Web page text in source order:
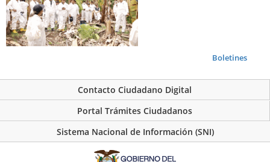
Boletines
Contacto Ciudadano Digital
Portal Trámites Ciudadanos
Sistema Nacional de Información (SNI)